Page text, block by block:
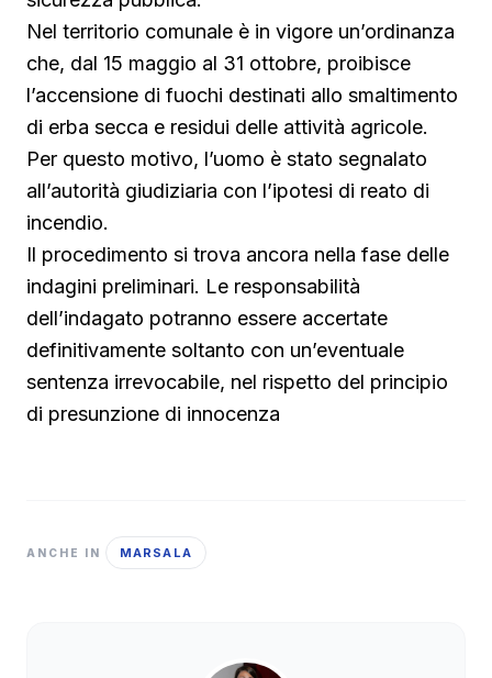
Nel territorio comunale è in vigore un’ordinanza
che, dal 15 maggio al 31 ottobre, proibisce
l’accensione di fuochi destinati allo smaltimento
di erba secca e residui delle attività agricole.
Per questo motivo, l’uomo è stato segnalato
all’autorità giudiziaria con l’ipotesi di reato di
incendio.
Il procedimento si trova ancora nella fase delle
indagini preliminari. Le responsabilità
dell’indagato potranno essere accertate
definitivamente soltanto con un’eventuale
sentenza irrevocabile, nel rispetto del principio
di presunzione di innocenza
ANCHE IN MARSALA